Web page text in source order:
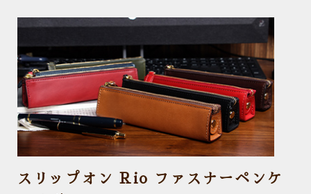
スリップオン Rio ファスナーペンケ